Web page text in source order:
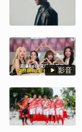
影音